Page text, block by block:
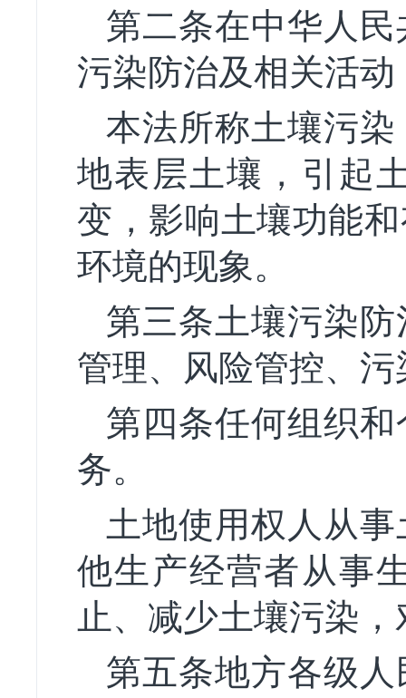
第二条在中华人
污染防治及相关活
本法所称土壤污
地表层土壤，引起
变，影响土壤功能
环境的现象。
第三条土壤污染
管理、风险管控、
第四条任何组织
务。
土地使用权人从
他生产经营者从事
止、减少土壤污染
第五条地方各级